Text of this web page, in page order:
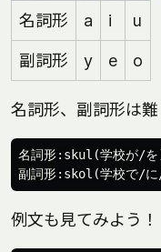
名詞形 a i u
副詞形 y e o
名詞形、副詞形は
名詞形:skul(学校が
例文も見てみよう！